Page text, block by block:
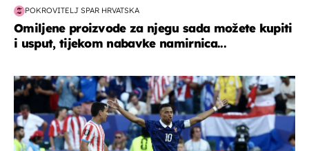
POKROVITELJ SPAR HRVATSKA
Omiljene proizvode za njegu sada možete kupiti
i usput, tijekom nabavke namirnica...
svjetsko prvenstvo 2026